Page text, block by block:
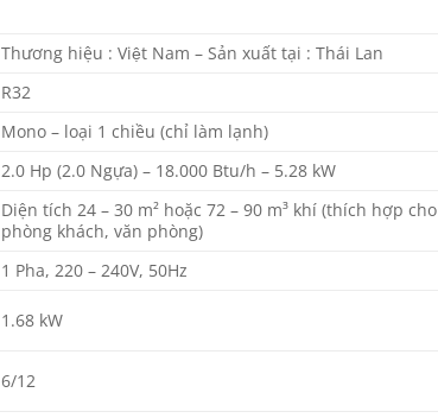
Thương hiệu : Việt Nam – Sản xuất tại : Thái Lan
R32
Mono – loại 1 chiều (chỉ làm lạnh)
2.0 Hp (2.0 Ngựa) – 18.000 Btu/h – 5.28 kW
Diện tích 24 – 30 m² hoặc 72 – 90 m³ khí (thích hợp cho
phòng khách, văn phòng)
1 Pha, 220 – 240V, 50Hz
1.68 kW
6/12